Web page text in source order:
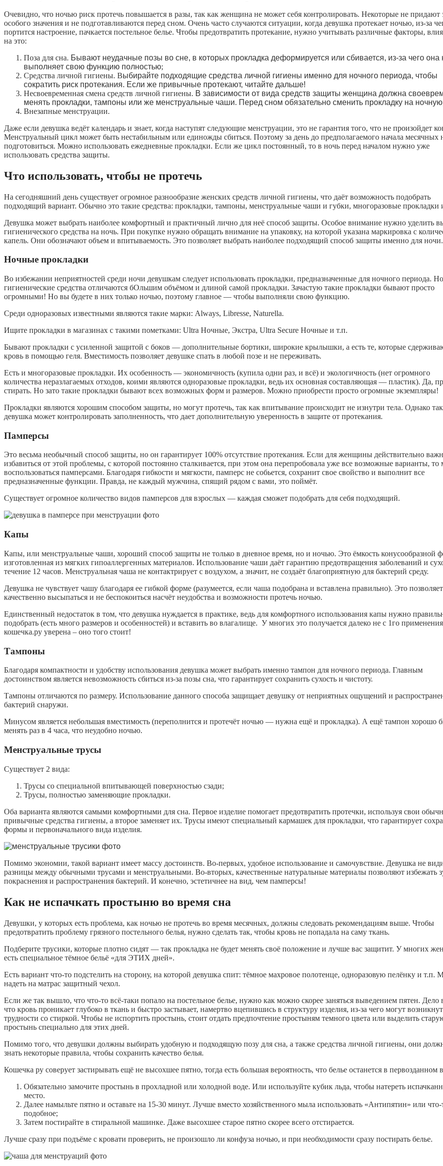
Очевидно, что ночью риск протечь повышается в разы, так как женщина не может себя контролировать. Некоторые не придают
особого значения и не подготавливаются перед сном. Очень часто случаются ситуации, когда девушка протекает ночью, из-за
портится настроение, пачкается постельное белье. Чтобы предотвратить протекание, нужно учитывать различные факторы,
на это:
Поза для сна. Бывают неудачные позы во сне, в которых прокладка деформируется или сбивается, из-за чего она
выполняет свою функцию полностью;
Средства личной гигиены. Выбирайте подходящие средства личной гигиены именно для ночного периода, чтобы
сократить риск протекания. Если же привычные протекают, читайте дальше!
Несвоевременная смена средств личной гигиены. В зависимости от вида средств защиты женщина должна
менять прокладки, тампоны или же менструальные чаши. Перед сном обязательно сменить прокладку на ночную
Внезапные менструации.
Даже если девушка ведёт календарь и знает, когда наступят следующие менструации, это не гарантия того, что не произойдет
Менструальный цикл может быть нестабильным или единожды сбиться. Поэтому за день до предполагаемого начала месячных
подготовиться. Можно использовать ежедневные прокладки. Если же цикл постоянный, то в ночь перед началом нужно уже
использовать средства защиты.
Что использовать, чтобы не протечь
На сегодняшний день существует огромное разнообразие женских средств личной гигиены, что даёт возможность подобрать
подходящий вариант. Обычно это такие средства: прокладки, тампоны, менструальные чаши и губки, многоразовые прокладки
Девушка может выбрать наиболее комфортный и практичный лично для неё способ защиты. Особое внимание нужно уделить
гигиенического средства на ночь. При покупке нужно обращать внимание на упаковку, на которой указана маркировка с
капель. Они обозначают объем и впитываемость. Это позволяет выбрать наиболее подходящий способ защиты именно для ночи.
Ночные прокладки
Во избежании неприятностей среди ночи девушкам следует использовать прокладки, предназначенные для ночного периода.
гигиенические средства отличаются бОльшим объёмом и длиной самой прокладки. Зачастую такие прокладки бывают просто
огромными! Но вы будете в них только ночью, поэтому главное — чтобы выполняли свою функцию.
Среди одноразовых известными являются такие марки: Always, Libresse, Naturella.
Ищите прокладки в магазинах с такими пометками: Ultra Ночные, Экстра, Ultra Secure Ночные и т.п.
Бывают прокладки с усиленной защитой с боков — дополнительные бортики, широкие крылышки, а есть те, которые
кровь в помощью геля. Вместимость позволяет девушке спать в любой позе и не переживать.
Есть и многоразовые прокладки. Их особенность — экономичность (купила одни раз, и всё) и экологичность (нет огромного
количества неразлагаемых отходов, коими являются одноразовые прокладки, ведь их основная составляющая — пластик). Да,
стирать. Но зато такие прокладки бывают всех возможных форм и размеров. Можно приобрести просто огромные экземпляры!
Прокладки являются хорошим способом защиты, но могут протечь, так как впитывание происходит не изнутри тела. Однако так
девушка может контролировать заполненность, что дает дополнительную уверенность в защите от протекания.
Памперсы
Это весьма необычный способ защиты, но он гарантирует 100% отсутствие протекания. Если для женщины действительно
избавиться от этой проблемы, с которой постоянно сталкивается, при этом она перепробовала уже все возможные варианты,
воспользоваться памперсами. Благодаря гибкости и мягкости, памперс не собьется, сохранит свое свойство и выполнит все
предназначенные функции. Правда, не каждый мужчина, спящий рядом с вами, это поймёт.
Существует огромное количество видов памперсов для взрослых — каждая сможет подобрать для себя подходящий.
Капы
Капы, или менструальные чаши, хороший способ защиты не только в дневное время, но и ночью. Это ёмкость конусообразной
изготовленная из мягких гипоаллергенных материалов. Использование чаши даёт гарантию предотвращения заболеваний и
течение 12 часов. Менструальная чаша не контактрирует с воздухом, а значит, не создаёт благоприятную для бактерий среду.
Девушка не чувствует чашу благодаря ее гибкой форме (разумеется, если чаша подобрана и вставлена правильно). Это позволяет
качественно высыпаться и не беспокоиться насчёт неудобства и возможности протечь ночью.
Единственный недостаток в том, что девушка нуждается в практике, ведь для комфортного использования капы нужно
подобрать (есть много размеров и особенностей) и вставить во влагалище. У многих это получается далеко не с 1го
кошечка.ру уверена – оно того стоит!
Тампоны
Благодаря компактности и удобству использования девушка может выбрать именно тампон для ночного периода. Главным
достоинством является невозможность сбиться из-за позы сна, что гарантирует сохранить сухость и чистоту.
Тампоны отличаются по размеру. Использование данного способа защищает девушку от неприятных ощущений и
бактерий снаружи.
Минусом является небольшая вместимость (переполнится и протечёт ночью — нужна ещё и прокладка). А ещё тампон хорошо
менять раз в 4 часа, что неудобно ночью.
Менструальные трусы
Существует 2 вида:
Трусы со специальной впитывающей поверхностью сзади;
Трусы, полностью заменяющие прокладки.
Оба варианта являются самыми комфортными для сна. Первое изделие помогает предотвратить протечки, используя свои
привычные средства гигиены, а второе заменяет их. Трусы имеют специальный кармашек для прокладки, что гарантирует
формы и первоначального вида изделия.
Помимо экономии, такой вариант имеет массу достоинств. Во-первых, удобное использование и самочувствие. Девушка не
разницы между обычными трусами и менструальными. Во-вторых, качественные натуральные материалы позволяют избежать
покраснения и распространения бактерий. И конечно, эстетичнее на вид, чем памперсы!
Как не испачкать простыню во время сна
Девушки, у которых есть проблема, как ночью не протечь во время месячных, должны следовать рекомендациям выше. Чтобы
предотвратить проблему грязного постельного белья, нужно сделать так, чтобы кровь не попадала на саму ткань.
Подберите трусики, которые плотно сидят — так прокладка не будет менять своё положение и лучше вас защитит. У многих
есть специальное тёмное бельё «для ЭТИХ дней».
Есть вариант что-то подстелить на сторону, на которой девушка спит: тёмное махровое полотенце, одноразовую пелёнку и т.п.
надеть на матрас защитный чехол.
Если же так вышло, что что-то всё-таки попало на постельное белье, нужно как можно скорее заняться выведением пятен. Дело
что кровь проникает глубоко в ткань и быстро застывает, намертво вцепившись в структуру изделия, из-за чего могут
трудности со стиркой. Чтобы не испортить простынь, стоит отдать предпочтение простыням темного цвета или выделить
простынь специально для этих дней.
Помимо того, что девушки должны выбирать удобную и подходящую позу для сна, а также средства личной гигиены, они
знать некоторые правила, чтобы сохранить качество белья.
Кошечка ру соверует застирывать ещё не высохшее пятно, тогда есть большая вероятность, что белье останется в первозданном
Обязательно замочите простынь в прохладной или холодной воде. Или используйте кубик льда, чтобы натереть
место.
Далее намыльте пятно и оставьте на 15-30 минут. Лучше вместо хозяйственного мыла использовать «Антипятин» или что-
подобное;
Затем постирайте в стиральной машинке. Даже высохшее старое пятно скорее всего отстирается.
Лучше сразу при подъёме с кровати проверить, не произошло ли конфуза ночью, и при необходимости сразу постирать белье.